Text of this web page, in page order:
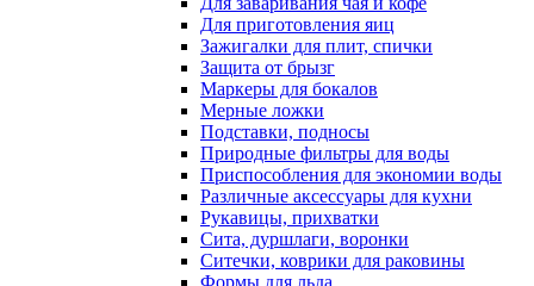
Для приготовления яиц
Зажигалки для плит, спички
Защита от брызг
Маркеры для бокалов
Мерные ложки
Подставки, подносы
Природные фильтры для воды
Приспособления для экономии воды
Различные аксессуары для кухни
Рукавицы, прихватки
Сита, дуршлаги, воронки
Ситечки, коврики для раковины
Формы для льда